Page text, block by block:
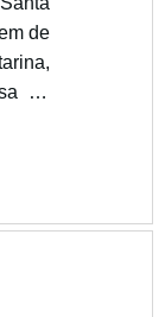
de
do
se